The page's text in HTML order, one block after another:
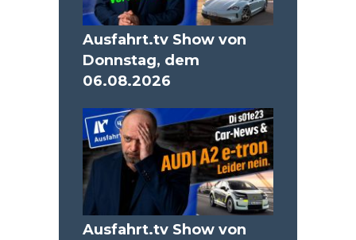
Ausfahrt.tv Show von
Donnstag, dem
06.08.2026
Ausfahrt.tv Show von